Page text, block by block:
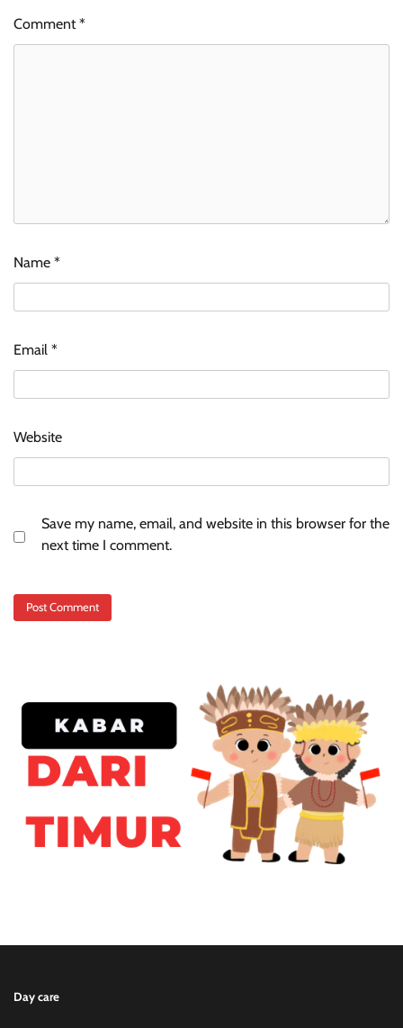
Comment*
Name *
Email *
Website
Save my name, email, and website in this browser for the
next time I comment.
Day care